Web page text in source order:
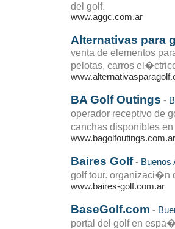
del golf.
www.aggc.com.ar
Alternativas para
venta de elementos
pelotas, carros
BA Golf Outings -
operador receptivo de
canchas disponibles
Baires Golf - Buenos
golf tour. organizaci�n
www.baires-golf.com.ar
BaseGolf.com -
portal del golf en